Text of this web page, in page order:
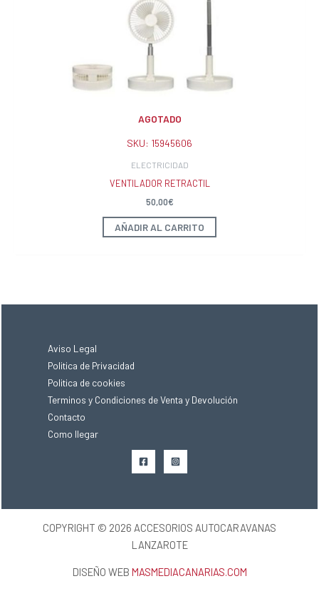
AGOTADO
SKU: 15945606
ELECTRICIDAD
VENTILADOR RETRACTIL
50,00€
AÑADIR AL CARRITO
Aviso Legal
Politica de Privacidad
Politica de cookies
Terminos y Condiciones de Venta y Devolución
Contacto
Como llegar
COPYRIGHT © 2026 ACCESORIOS AUTOCARAVANAS
LANZAROTE
DISEÑO WEB MASMEDIACANARIAS.COM